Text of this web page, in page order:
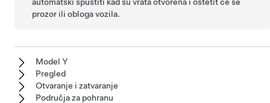
prozor ili obloga vozila.
Model Y
Pregled
Otvaranje i zatvaranje
Područja za pohranu